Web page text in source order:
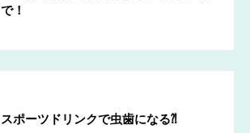
で！
スポーツドリンクで虫歯になる⁈